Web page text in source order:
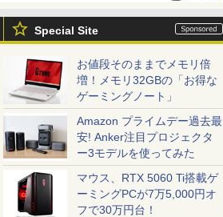
Special Site
お値段そのままでメモリ倍
増！メモリ32GBの「お得な
ゲーミングノート」
Amazon プライムデー過去最
安! Anker注目プロジェクタ
ー3モデルを使ってみた
マウス、RTX 5060 Ti搭載ゲ
ーミングPCが7万5,000円オ
フで30万円台！